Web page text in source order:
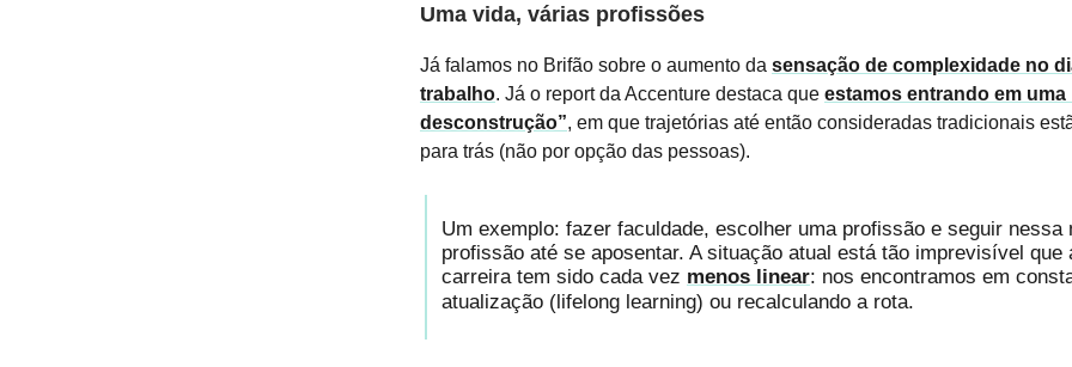
Uma vida, várias profissões
Já falamos no Brifão sobre o aumento da sensação de complexidade no
trabalho. Já o report da Accenture destaca que estamos entrando em uma
desconstrução”, em que trajetórias até então consideradas tradicionais
para trás (não por opção das pessoas).
Um exemplo: fazer faculdade, escolher uma profissão e seguir nessa
profissão até se aposentar. A situação atual está tão imprevisível que
carreira tem sido cada vez menos linear: nos encontramos em
atualização (lifelong learning) ou recalculando a rota.